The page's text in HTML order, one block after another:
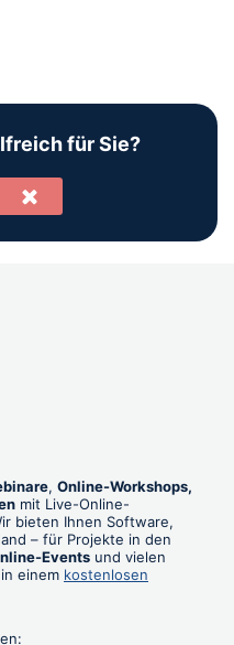
für Sie?
, Online-Workshops,
mit Live-Online-
bieten Ihnen Software,
– für Projekte in den
Events und vielen
einem kostenlosen